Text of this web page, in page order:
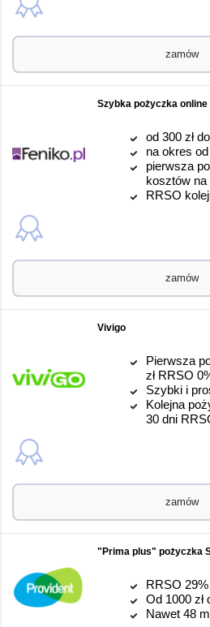
zamów
Szybka pożyczka online
od 300 zł
na okres
pierwsza
kosztów na
RRSO
zamów
Vivigo
Pierwsza
zł RRSO
Szybki i
Kolejna
30 dni
zamów
"Prima plus" pożyczka
RRSO 29%
Od 1000 zł
Nawet 48